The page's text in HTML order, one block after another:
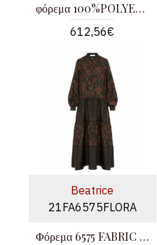
φόρεμα 100%POLYESTER
612,56€
Beatrice
21FA6575FLORA
Φόρεμα 6575 FABRIC FLORA B.